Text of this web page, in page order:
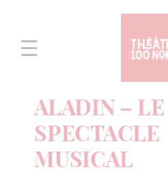
menu
ALADIN – LE
SPECTACLE
MUSICAL